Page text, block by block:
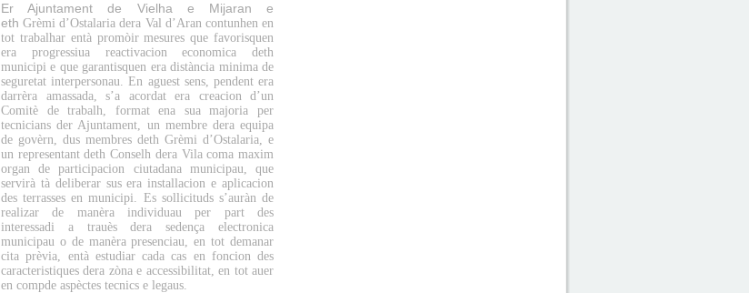
Er Ajuntament de Vielha e Mijaran e
eth Grèmi d’Ostalaria dera Val d’Aran contunhen en
tot trabalhar entà promòir mesures que favorisquen
era progressiua reactivacion
economica deth
municipi e que garantisquen era distància minima de
seguretat interpersonau. En aguest sens, pendent era
darrèra amassada, s’a acordat era creacion d’un
Comitè de trabalh, format ena sua majoria per
tecnicians der Ajuntament, un membre dera equipa
de govèrn, dus membres deth Grèmi d’Ostalaria, e
un representant deth Conselh dera Vila coma maxim
organ de participacion ciutadana municipau, que
servirà tà deliberar sus era installacion e aplicacion
des terrasses en municipi. Es sollicituds s’auràn de
realizar de manèra individuau per part des
interessadi a trauès dera sedença electronica
municipau o de manèra presenciau, en tot demanar
cita prèvia, entà estudiar cada cas en foncion des
caracteristiques dera zòna e accessibilitat, en tot auer
en compde aspèctes tecnics e legaus.